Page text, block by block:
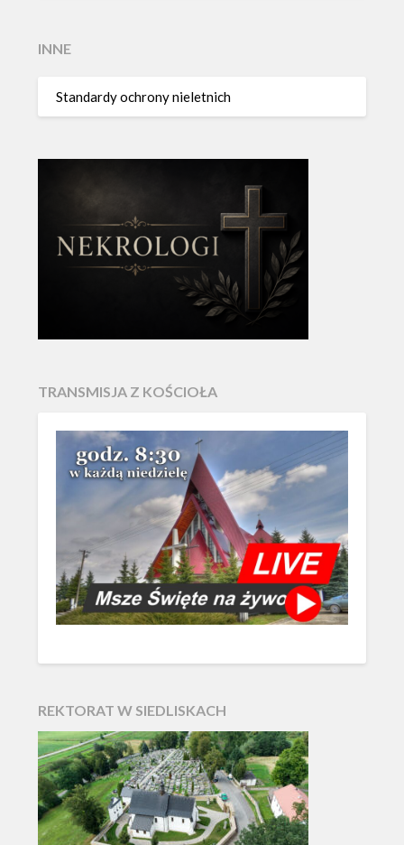
INNE
Standardy ochrony nieletnich
TRANSMISJA Z KOŚCIOŁA
REKTORAT W SIEDLISKACH